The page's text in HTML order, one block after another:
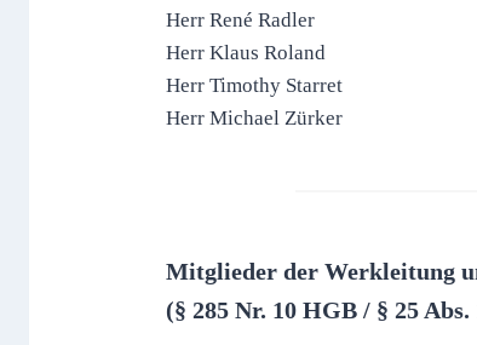
Herr René Radler
Herr Klaus Roland
Herr Timothy Starret
Herr Michael Zürker
Mitglieder der Werkleitung
(§ 285 Nr. 10 HGB / § 25